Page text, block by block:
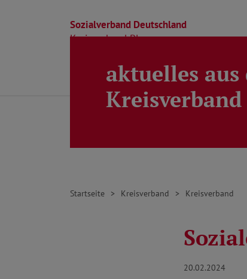
Sozialverband Deutschland
Kreisverband Ploen
Direkt zu den Inhalten springen
Beratung Ortsverbände
aktuelles aus
Startseite Kreisverband Kreisverband
20.02.2024